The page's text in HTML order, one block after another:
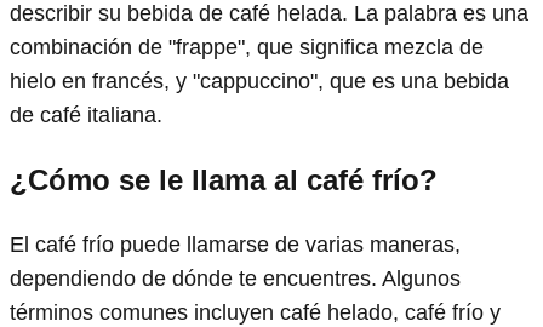
describir su bebida de café helada. La palabra es una
combinación de "frappe", que significa mezcla de
hielo en francés, y "cappuccino", que es una bebida
de café italiana.
¿Cómo se le llama al café frío?
El café frío puede llamarse de varias maneras,
dependiendo de dónde te encuentres. Algunos
términos comunes incluyen café helado, café frío y